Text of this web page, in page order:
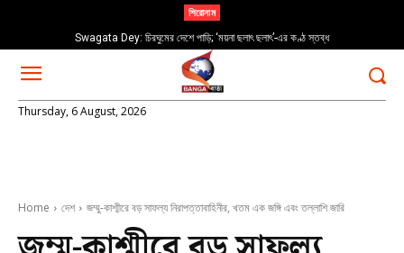
শিরোনাম
Swagata Dey: চিরঘুমের দেশে পাড়ি; ‘ময়না ছলাৎ ছলাৎ’-এর কণ্ঠ স্তব্ধ
Thursday, 6 August, 2026
Home দেশ জম্মু-কাশ্মীরে বড় সাফল্য নিরাপত্তাবাহিনীর, খতম এক জঙ্গি এবং তল্লাশি জারি